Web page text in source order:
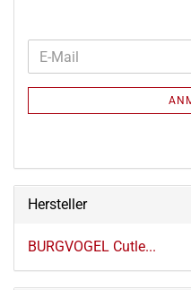
WEITER
ZUR
NEWSLETTER-
E-
Mail
Hersteller
BURGVOGEL Cutle...